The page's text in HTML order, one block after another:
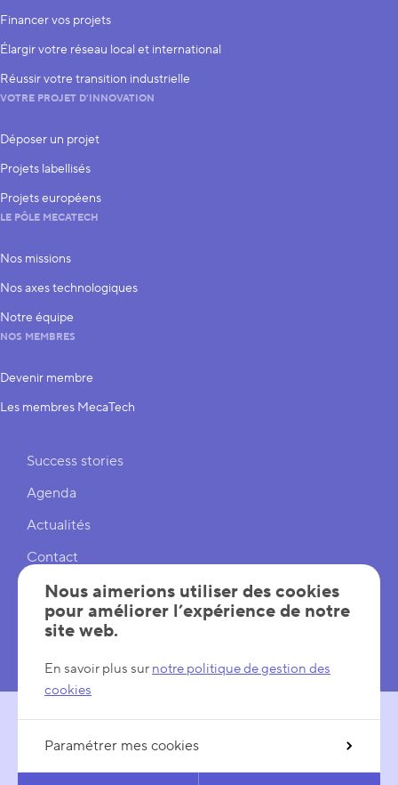
Financer vos projets
Élargir votre réseau local et international
Réussir votre transition industrielle
VOTRE PROJET D’INNOVATION
Déposer un projet
Projets labellisés
Projets européens
LE PÔLE MECATECH
Nos missions
Nos axes technologiques
Notre équipe
NOS MEMBRES
Devenir membre
Les membres MecaTech
Liens rapides
Success stories
Agenda
Actualités
Contact
Cookies
Réglages cookies
SUIVEZ-NOUS
Nous aimerions utiliser des cookies
pour améliorer l’expérience de notre
site web.
En savoir plus sur notre politique de gestion des
cookies
Paramétrer mes cookies